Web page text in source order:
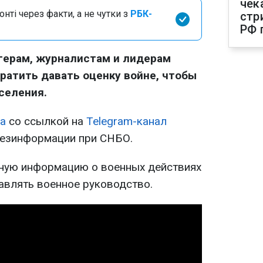
через факти, а не чутки з РБК-
журналистам и лидерам
давать оценку войне, чтобы
со ссылкой на Telegram-канал
при СНБО.
информацию о военных действиях
военное руководство.
РФ